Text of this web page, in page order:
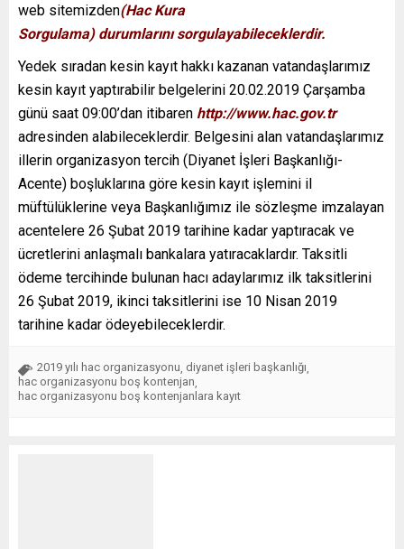
web sitemizden(Hac Kura
Sorgulama) durumlarını sorgulayabileceklerdir.
Yedek sıradan kesin kayıt hakkı kazanan vatandaşlarımız
kesin kayıt yaptırabilir belgelerini 20.02.2019 Çarşamba
günü saat 09:00’dan itibaren http://www.hac.gov.tr
adresinden alabileceklerdir. Belgesini alan vatandaşlarımız
illerin organizasyon tercih (Diyanet İşleri Başkanlığı-
Acente) boşluklarına göre kesin kayıt işlemini il
müftülüklerine veya Başkanlığımız ile sözleşme imzalayan
acentelere 26 Şubat 2019 tarihine kadar yaptıracak ve
ücretlerini anlaşmalı bankalara yatıracaklardır. Taksitli
ödeme tercihinde bulunan hacı adaylarımız ilk taksitlerini
26 Şubat 2019, ikinci taksitlerini ise 10 Nisan 2019
tarihine kadar ödeyebileceklerdir.
2019 yılı hac organizasyonu diyanet işleri başkanlığı
hac organizasyonu boş kontenjan
hac organizasyonu boş kontenjanlara kayıt